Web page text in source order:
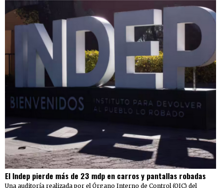
El Indep pierde más de 23 mdp en carros y pantallas robadas
Una auditoría realizada por el Órgano Interno de Control (OIC) del